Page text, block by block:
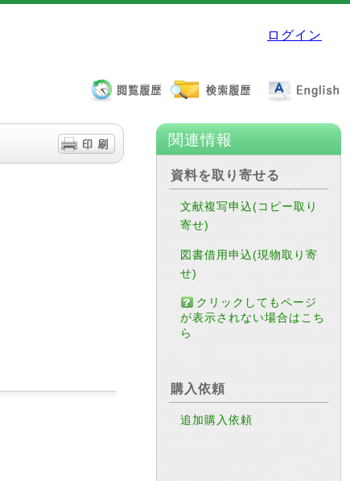
ログイン
関連情報
資料を取り寄せる
文献複写申込(コピー取り
寄せ)
図書借用申込(現物取り寄
せ)
クリックしてもページ
が表示されない場合はこち
ら
購入依頼
追加購入依頼